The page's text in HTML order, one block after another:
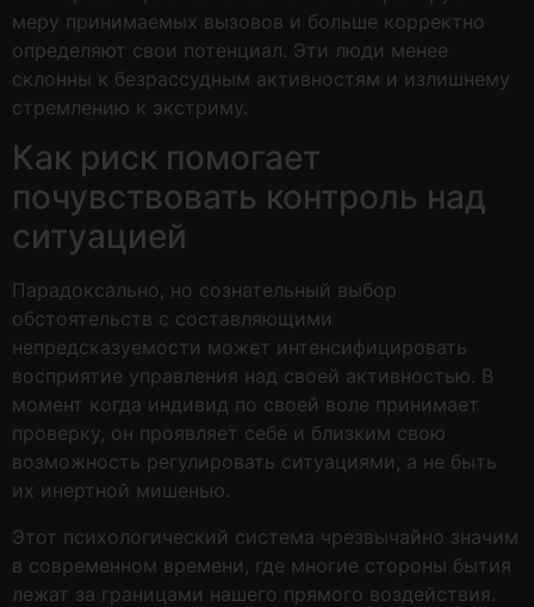
меру принимаемых вызовов и больше корректно
определяют свои потенциал. Эти люди менее
склонны к безрассудным активностям и излишнему
стремлению к экстриму.
Как риск помогает
почувствовать контроль над
ситуацией
Парадоксально, но сознательный выбор
обстоятельств с составляющими
непредсказуемости может интенсифицировать
восприятие управления над своей активностью. В
момент когда индивид по своей воле принимает
проверку, он проявляет себе и близким свою
возможность регулировать ситуациями, а не быть
их инертной мишенью.
Этот психологический система чрезвычайно значим
в современном времени, где многие стороны бытия
лежат за границами нашего прямого воздействия.